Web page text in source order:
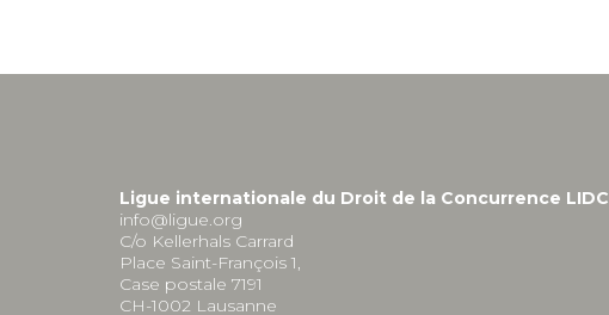
Ligue internationale du Droit de la Concurrence LIDC
info@ligue.org
C/o Kellerhals Carrard
Place Saint-François 1,
Case postale 7191
CH-1002 Lausanne